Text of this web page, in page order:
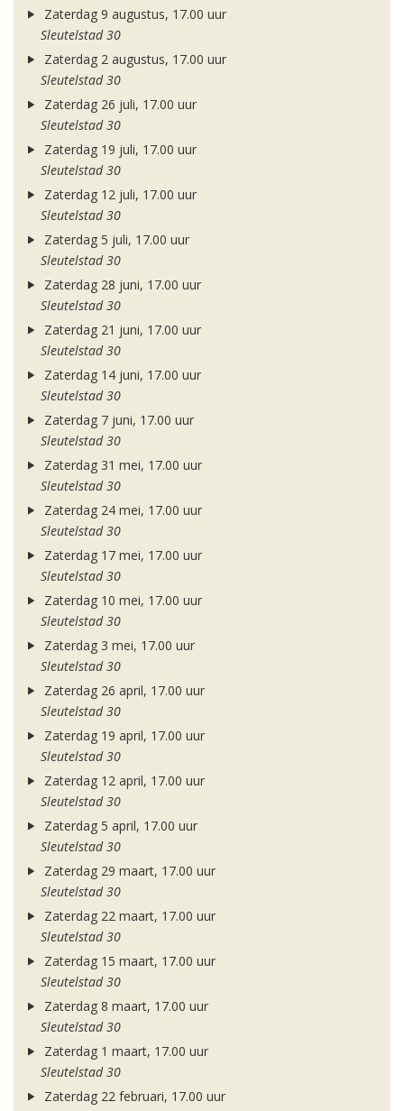
Zaterdag 9 augustus, 17.00 uur
Sleutelstad 30
Zaterdag 2 augustus, 17.00 uur
Sleutelstad 30
Zaterdag 26 juli, 17.00 uur
Sleutelstad 30
Zaterdag 19 juli, 17.00 uur
Sleutelstad 30
Zaterdag 12 juli, 17.00 uur
Sleutelstad 30
Zaterdag 5 juli, 17.00 uur
Sleutelstad 30
Zaterdag 28 juni, 17.00 uur
Sleutelstad 30
Zaterdag 21 juni, 17.00 uur
Sleutelstad 30
Zaterdag 14 juni, 17.00 uur
Sleutelstad 30
Zaterdag 7 juni, 17.00 uur
Sleutelstad 30
Zaterdag 31 mei, 17.00 uur
Sleutelstad 30
Zaterdag 24 mei, 17.00 uur
Sleutelstad 30
Zaterdag 17 mei, 17.00 uur
Sleutelstad 30
Zaterdag 10 mei, 17.00 uur
Sleutelstad 30
Zaterdag 3 mei, 17.00 uur
Sleutelstad 30
Zaterdag 26 april, 17.00 uur
Sleutelstad 30
Zaterdag 19 april, 17.00 uur
Sleutelstad 30
Zaterdag 12 april, 17.00 uur
Sleutelstad 30
Zaterdag 5 april, 17.00 uur
Sleutelstad 30
Zaterdag 29 maart, 17.00 uur
Sleutelstad 30
Zaterdag 22 maart, 17.00 uur
Sleutelstad 30
Zaterdag 15 maart, 17.00 uur
Sleutelstad 30
Zaterdag 8 maart, 17.00 uur
Sleutelstad 30
Zaterdag 1 maart, 17.00 uur
Sleutelstad 30
Zaterdag 22 februari, 17.00 uur